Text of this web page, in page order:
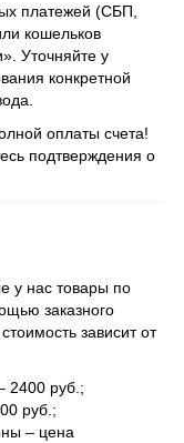
платежей (СБП,
кошельков
Уточняйте у
конкретной
оплаты счета!
подтверждения о
у нас товары по
заказного
зависит от
2400 руб.;
руб.;
– цена